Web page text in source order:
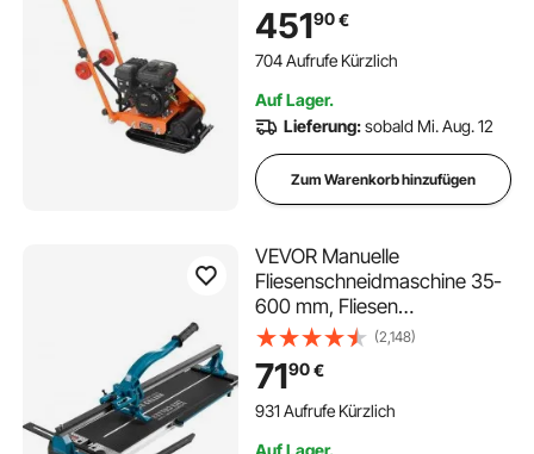
Verdichtungsdruck, 410x315
mm Platte, Handgeführte
Rütteler für Pflasterarbeiten,
45190€
704 Aufrufe Kürzlich
Auf Lager.
Lieferung:sobald Mi. Aug. 12
Zum Warenkorb hinzufügen
VEVOR Manuelle
Fliesenschneidmaschine 35-
600 mm, Fliesen
Schneidemaschine,
Fliesenschneider Schnittdicke
6-15 mm, Extra Schneidrad,
Keramik
(2,148)
7190€
931 Aufrufe Kürzlich
Auf Lager.